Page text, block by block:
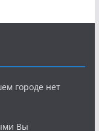
городе нет
Вы